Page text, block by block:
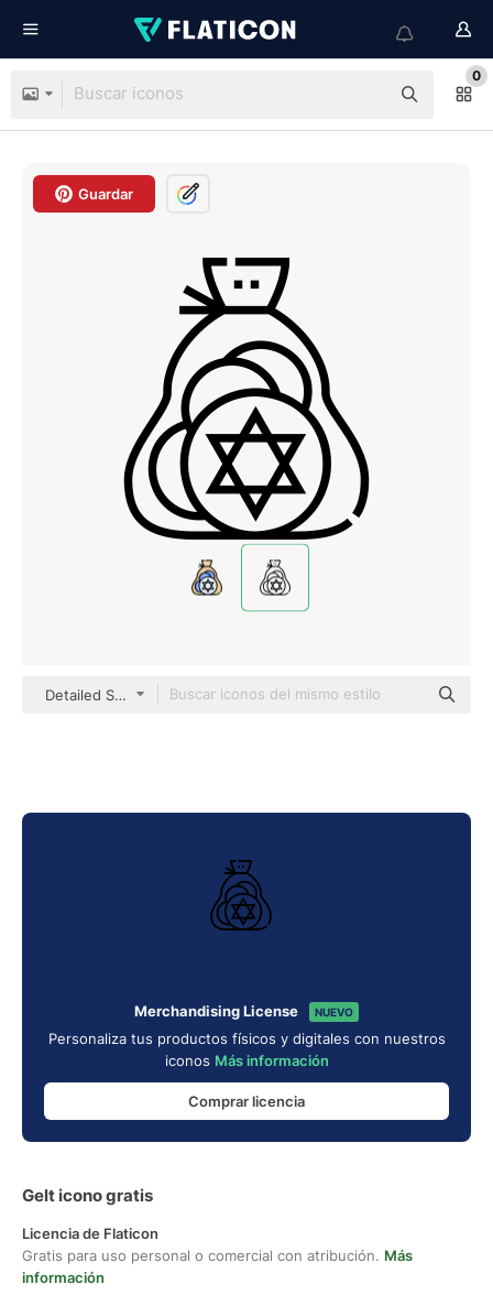
0
Guardar
Detailed Straight Lineal
Merchandising License NUEVO
Personaliza tus productos físicos y digitales con nuestros
iconos Más información
Comprar licencia
Gelt icono gratis
Licencia de Flaticon
Gratis para uso personal o comercial con atribución. Más
información